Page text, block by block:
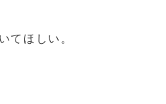
てほしい。